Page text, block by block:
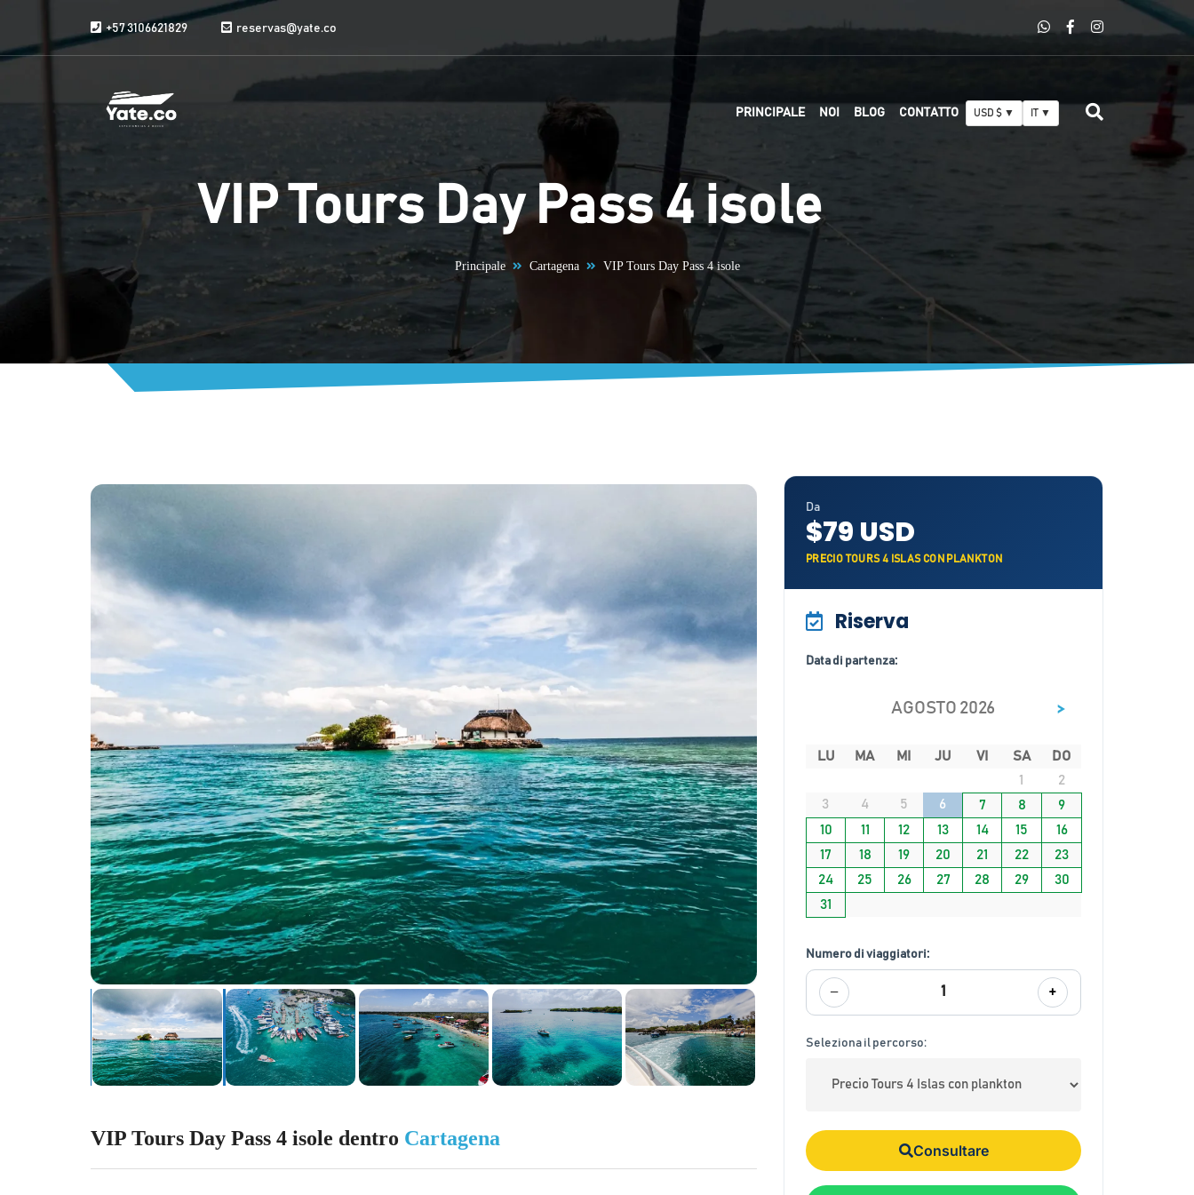
+57 3106621829 reservas@yate.co
PRINCIPALE NOI BLOG CONTATTO USD $ ▼ IT ▼
VIP Tours Day Pass 4 isole
Principale Cartagena VIP Tours Day Pass 4 isole
VIP Tours Day Pass 4 isole dentro Cartagena
Da
$79 USD
PRECIO TOURS 4 ISLAS CON PLANKTON
Riserva
Data di partenza:
AGOSTO 2026 >
LU MA MI JU VI SA
DO
1
2
3
4 5 6 7 8
9
10
11 12 13 14 15
16
17
18 19 20 21 22
23
24
25 26 27 28 29
30
31
Numero di viaggiatori:
− 1 +
Seleziona il percorso:
Consultare